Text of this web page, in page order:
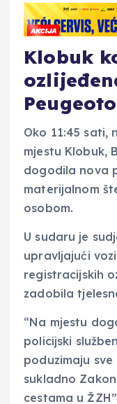
Klobuk
Oko 11:45 sati,
mjestu Klobuk,
dogodila nova
materijalnom
osobom.
U sudaru je
upravljajući
registracijskih
zadobila
“Na mjestu
policijski
poduzimaju
sukladno
cestama u